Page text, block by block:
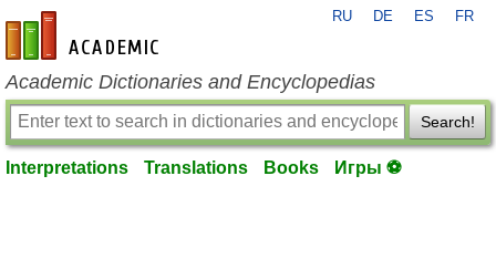
en-academic.com
RU DE ES FR
Academic Dictionaries and Encyclopedias
Search!
Interpretations Translations Books Игры ⚽